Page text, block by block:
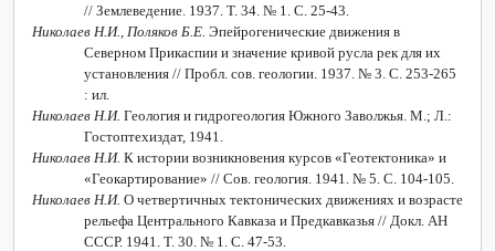
// Землеведение. 1937. Т. 34. № 1. С. 25-43.
Николаев Н.И., Поляков Б.Е. Эпейрогенические движения в
Северном Прикаспии и значение кривой русла рек для их
установления // Пробл. сов. геологии. 1937. № 3. С. 253-265
: ил.
Николаев Н.И. Геология и гидрогеология Южного Заволжья. М.; Л.:
Гостоптехиздат, 1941.
Николаев Н.И. К истории возникновения курсов «Геотектоника» и
«Геокартирование» // Сов. геология. 1941. № 5. С. 104-105.
Николаев Н.И. О четвертичных тектонических движениях и возрасте
рельефа Центрального Кавказа и Предкавказья // Докл. АН
СССР. 1941. Т. 30. № 1. С. 47-53.